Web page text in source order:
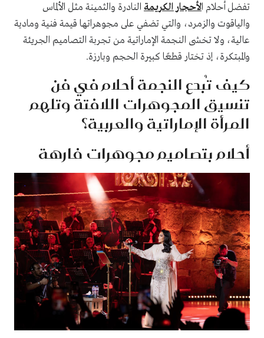
تفضل أحلام الأحجار الكريمة النادرة والثمينة مثل الألماس
والياقوت والزمرد، والتي تضفي على مجوهراتها قيمة فنية ومادية
عالية، ولا تخشى النجمة الإماراتية من تجربة التصاميم الجريئة
والمبتكرة، إذ تختار قطعًا كبيرة الحجم وبارزة.
كيف تُبدع النجمة أحلام في فن
تنسيق المجوهرات اللافتة وتلهم
المرأة الإماراتية والعربية؟
أحلام بتصاميم مجوهرات فارهة